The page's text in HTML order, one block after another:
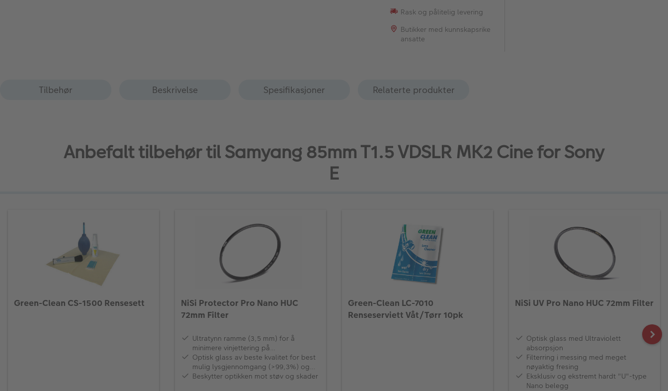
Rask og pålitelig levering
Butikker med kunnskapsrike
ansatte
Tilbehør Beskrivelse Spesifikasjoner Relaterte produkter
Anbefalt tilbehør til Samyang 85mm T1.5 VDSLR MK2 Cine for Sony
E
Green-Clean CS-1500 Rensesett
NiSi Protector Pro Nano HUC
72mm Filter
Ultratynn ramme (3,5 mm) for å
minimere vinjettering på
vidvinkelobjektiv
Optisk glass av beste kvalitet for best
mulig lysgjennomgang (>99,3%) og
med meget glatt overflate for minimal
Beskytter optikken mot støv og skader
Green-Clean LC-7010
Renseserviett Våt/Tørr 10pk
NiSi UV Pro Nano HUC 72mm Filter
Optisk glass med Ultraviolett
absorpsjon
Filterring i messing med meget
nøyaktig fresing
Eksklusiv og ekstremt hardt "U"-type
Nano belegg